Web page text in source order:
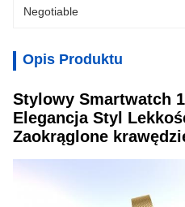
Negotiable
Opis Produktu
Stylowy Smartwatch
Elegancja Styl
Zaokrąglone